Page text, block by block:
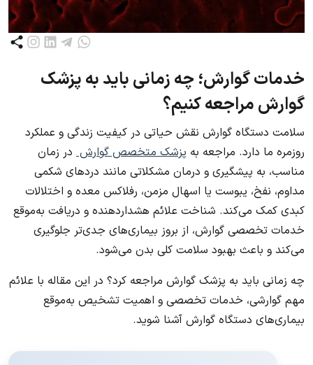
خدمات گوارش؛ چه زمانی باید به پزشک
گوارش مراجعه کنیم؟
سلامت دستگاه گوارش نقش حیاتی در کیفیت زندگی و عملکرد
روزمره ما دارد. مراجعه به پزشک متخصص گوارش در زمان
مناسب، به پیشگیری و درمان مشکلاتی مانند دردهای شکمی
مداوم، نفخ، یبوست یا اسهال مزمن، رفلاکس معده و اختلالات
کبدی کمک می‌کند. شناخت علائم هشداردهنده و دریافت به‌موقع
خدمات تخصصی گوارش، از بروز بیماری‌های جدی‌تر جلوگیری
می‌کند و باعث بهبود سلامت کلی بدن می‌شود.
چه زمانی باید به پزشک گوارش مراجعه کرد؟ در این مقاله با علائم
مهم گوارشی، خدمات تخصصی و اهمیت تشخیص به‌موقع
بیماری‌های دستگاه گوارش آشنا شوید.